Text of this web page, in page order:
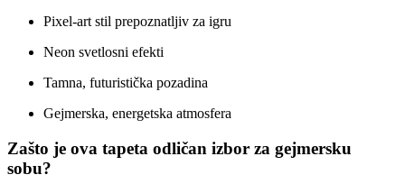
Pixel-art stil prepoznatljiv za igru
Neon svetlosni efekti
Tamna, futuristička pozadina
Gejmerska, energetska atmosfera
Zašto je ova tapeta odličan izbor za gejmersku
sobu?